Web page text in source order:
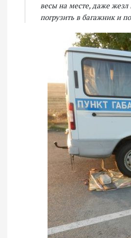
весы на месте, даже жезл
погрузить в багажник и